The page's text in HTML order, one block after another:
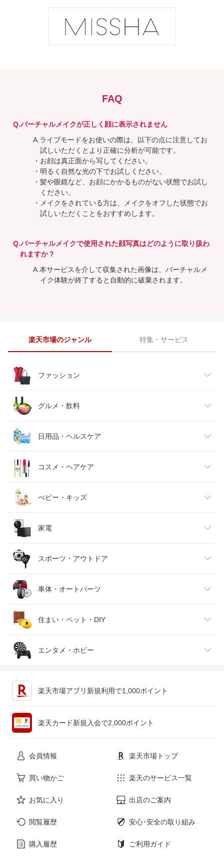
FAQ
Q.バーチャルメイクが正しく顔に表示されません
A.ライブモードをお使いの際は、以下の点に注意してお
試しいただくとより正確に分析が可能です。
・お顔は真正面から写してください。
・明るく自然な光の下でお試しください。
・髪や眼鏡など、お顔にかかるものがない状態でお試し
ください。
・メイクをされている方は、メイクをオフした状態でお
試しいただくことをおすすめします。
Q.バーチャルメイクで使用された顔写真はどのように取り扱わ
れますか？
A.本サービスを介して収集された画像は、バーチャルメ
イク体験が終了すると自動的に破棄されます。
楽天市場のジャンル 特集・サービス
ファッション
レディースファッション
メンズファッション
キッズファッション
ベビーファッション
インナー・下着・ナイトウェア
バッグ・小物・ブランド雑貨
靴
腕時計
ジュエリー・アクセサリー
グルメ・飲料
食品
スイーツ・お菓子
水・ソフトドリンク
ビール・洋酒
ワイン
日本酒・焼酎
日用品・ヘルスケア
日用品雑貨・文房具・手芸
ダイエット・健康
医薬品・コンタクト・介護
コスメ・ヘアケア
美容・コスメ・香水
べビー・キッズ
キッズ・ベビー・マタニティ
おもちゃ
家電
家電
TV・オーディオ・カメラ
スマートフォン・タブレット
パソコン・周辺機器
スポーツ・アウトドア
スポーツ・アウトドア
ゴルフ
車体・オートパーツ
車用品・バイク用品
車・バイク
住まい・ペット・DIY
インテリア・寝具・収納
エンタメ・ホビー
本・雑誌・コミック
楽天市場アプリ新規利用で1,000ポイント
楽天カード新規入会で2,000ポイント
会員情報 楽天市場トップ
買い物かご 楽天のサービス一覧
お気に入り 出店のご案内
閲覧履歴 安心･安全の取り組み
購入履歴 ご利用ガイド